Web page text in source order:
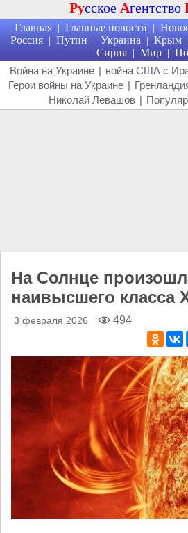
Русское Агентство
Главная | Главные новости |
Россия | Путин | Украина | Крым
Сирия | Мир |
Война на Украине | война США с
Герои войны на Украине |
Николай Левашов |
На Солнце
наивысшего класса
3 февраля 2026 494